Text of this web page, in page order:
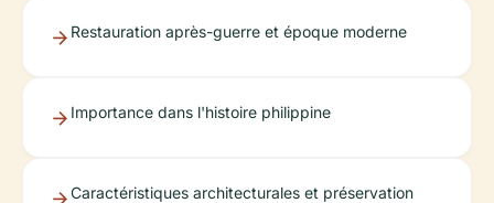
Restauration après-guerre et époque moderne
Importance dans l'histoire philippine
Caractéristiques architecturales et préservation